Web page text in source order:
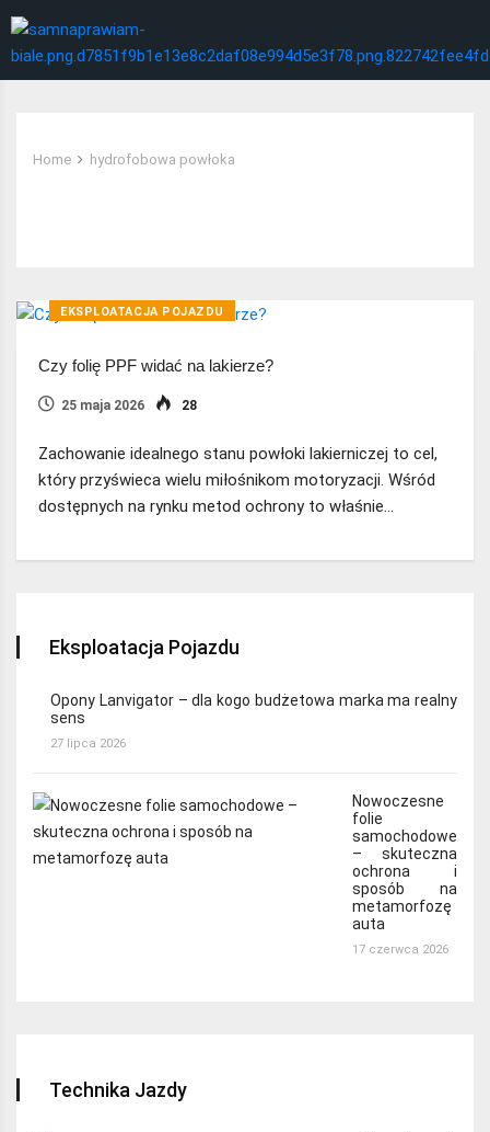
Home hydrofobowa powłoka
EKSPLOATACJA POJAZDU
Czy folię PPF widać na lakierze?
25 maja 2026 28
Zachowanie idealnego stanu powłoki lakierniczej to cel,
który przyświeca wielu miłośnikom motoryzacji. Wśród
dostępnych na rynku metod ochrony to właśnie…
Eksploatacja Pojazdu
Opony Lanvigator – dla kogo budżetowa marka ma realny
sens
27 lipca 2026
Nowoczesne
folie
samochodowe
– skuteczna
ochrona i
sposób na
metamorfozę
auta
17 czerwca 2026
Technika Jazdy